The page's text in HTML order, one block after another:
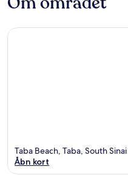
Taba Beach, Taba, South
Åbn kort